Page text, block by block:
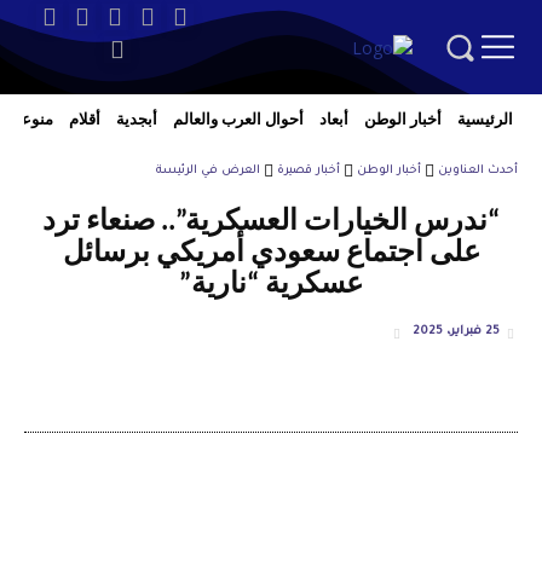
الرئيسية أخبار الوطن أبعاد أحوال العرب والعالم أبجدية أقلام منوعات
أحدث العناوين أخبار الوطن أخبار قصيرة العرض في الرئيسة
“ندرس الخيارات العسكرية”.. صنعاء ترد
على اجتماع سعودي أمريكي برسائل
عسكرية “نارية”
25 فبراير، 2025